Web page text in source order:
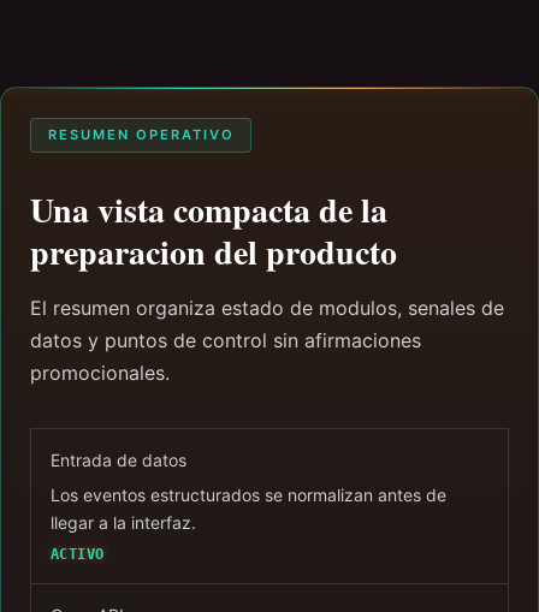
RESUMEN OPERATIVO
Una vista compacta de la
preparacion del producto
El resumen organiza estado de modulos, senales de
datos y puntos de control sin afirmaciones
promocionales.
Entrada de datos
Los eventos estructurados se normalizan antes de
llegar a la interfaz.
ACTIVO